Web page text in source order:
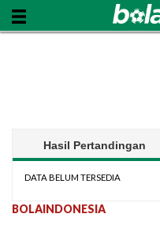
Hasil Pertandingan
DATA BELUM TERSEDIA
BOLAINDONESIA